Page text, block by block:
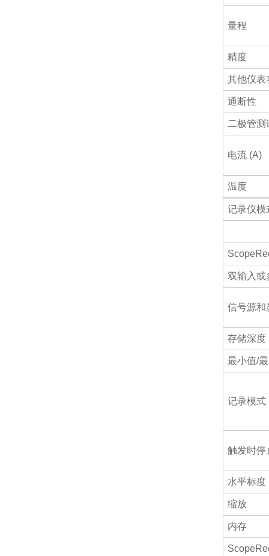
量程
精度
其他仪表
通断性
二极管测
电流 (A)
温度
记录仪模
双输入或
信号源和
存储深度
最小值/
记录模式
触发时停
水平标度
缩放
内存